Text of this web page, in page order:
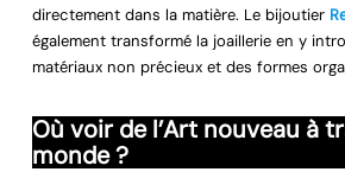
directement dans la matière. Le bijoutier
également transformé la joaillerie en y
matériaux non précieux et des formes
Où voir de l’Art nouveau à
monde ?